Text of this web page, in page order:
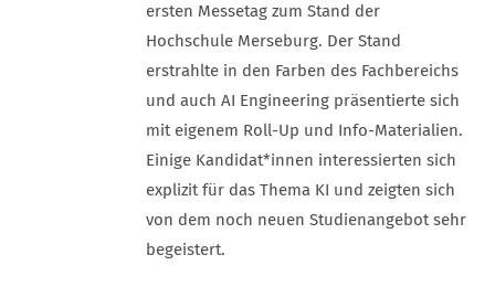
ersten Messetag zum Stand der
Hochschule Merseburg. Der Stand
erstrahlte in den Farben des Fachbereichs
und auch AI Engineering präsentierte sich
mit eigenem Roll-Up und Info-Materialien.
Einige Kandidat*innen interessierten sich
explizit für das Thema KI und zeigten sich
von dem noch neuen Studienangebot sehr
begeistert.